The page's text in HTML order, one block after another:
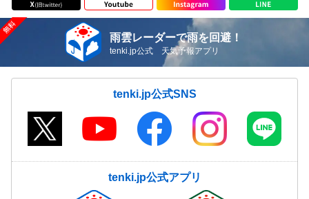
雨雲レーダーで雨を回避！
tenki.jp公式 天気予報アプリ
tenki.jp公式SNS
tenki.jp公式アプリ